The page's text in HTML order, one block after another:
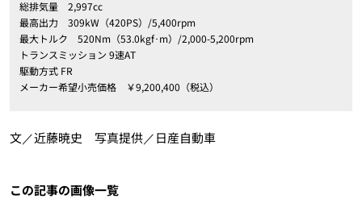
総排気量 2,997cc
最高出力 309kW（420PS）/5,400rpm
最大トルク 520Nm（53.0kgf･m）/2,000-5,200rpm
トランスミッション 9速AT
駆動方式 FR
メーカー希望小売価格 ￥9,200,400（税込）
文／近藤暁史 写真提供／日産自動車
この記事の画像一覧